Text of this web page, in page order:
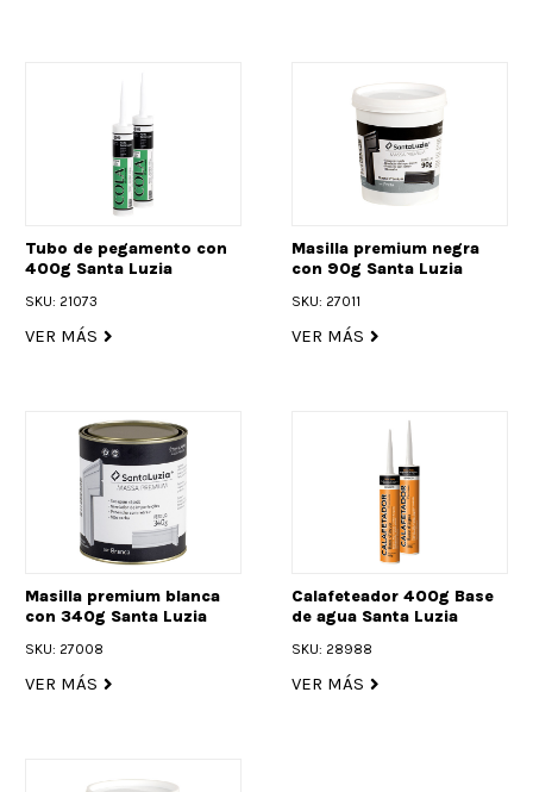
Tubo de pegamento con
400g Santa Luzia
SKU: 21073
VER MÁS
Masilla premium negra
con 90g Santa Luzia
SKU: 27011
VER MÁS
Masilla premium blanca
con 340g Santa Luzia
SKU: 27008
VER MÁS
Calafeteador 400g Base
de agua Santa Luzia
SKU: 28988
VER MÁS